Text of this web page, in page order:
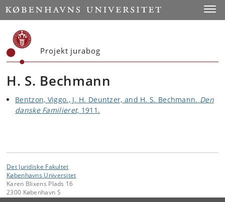
Start
Projekt jurabog
H. S. Bechmann
Bentzon, Viggo., J. H. Deuntzer, and H. S. Bechmann. Den
danske Familieret, 1911.
Det Juridiske Fakultet
Københavns Universitet
Karen Blixens Plads 16
2300 København S